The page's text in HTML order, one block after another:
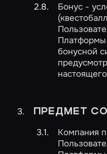
Бонус -
Платформы
бонусной
ПРЕДМЕТ
Компания